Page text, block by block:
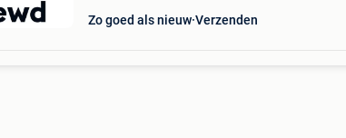
Zo goed als nieuw Verzenden